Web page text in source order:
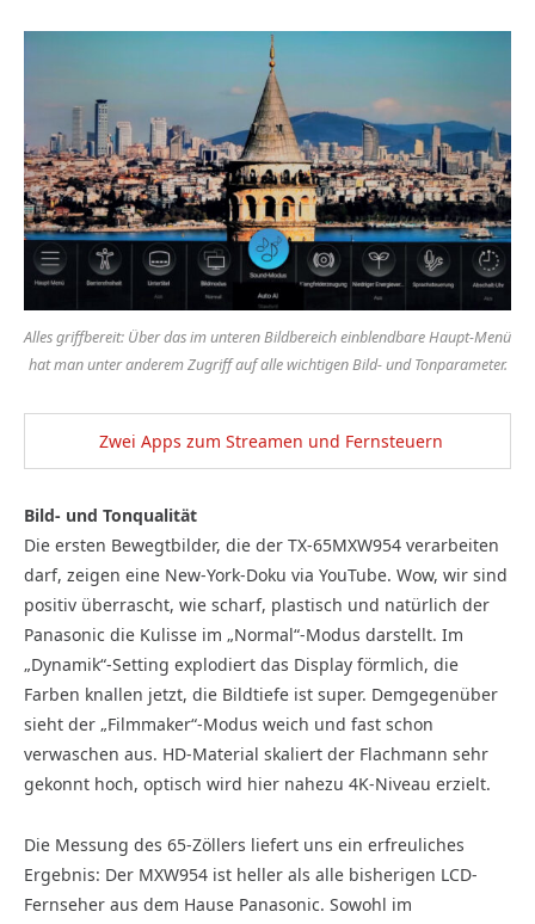
Alles griffbereit: Über das im unteren Bildbereich einblendbare Haupt-Menü
hat man unter anderem Zugriff auf alle wichtigen Bild- und Tonparameter.
Zwei Apps zum Streamen und Fernsteuern
Bild- und Tonqualität
Die ersten Bewegtbilder, die der TX-65MXW954 verarbeiten
darf, zeigen eine New-York-Doku via YouTube. Wow, wir sind
positiv überrascht, wie scharf, plastisch und natürlich der
Panasonic die Kulisse im „Normal“-Modus darstellt. Im
„Dynamik“-Setting explodiert das Display förmlich, die
Farben knallen jetzt, die Bildtiefe ist super. Demgegenüber
sieht der „Filmmaker“-Modus weich und fast schon
verwaschen aus. HD-Material skaliert der Flachmann sehr
gekonnt hoch, optisch wird hier nahezu 4K-Niveau erzielt.
Die Messung des 65-Zöllers liefert uns ein erfreuliches
Ergebnis: Der MXW954 ist heller als alle bisherigen LCD-
Fernseher aus dem Hause Panasonic. Sowohl im